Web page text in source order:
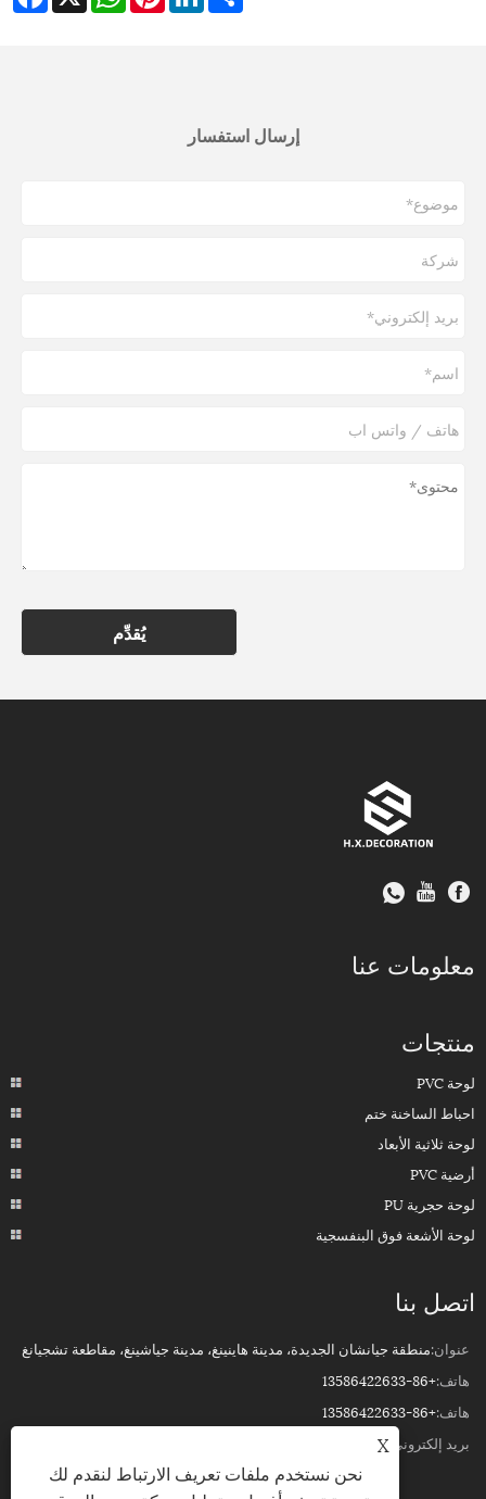
إرسال استفسار
يُقدِّم
معلومات عنا
منتجات
لوحة PVC
احباط الساخنة ختم
لوحة ثلاثية الأبعاد
أرضية PVC
لوحة حجرية PU
لوحة الأشعة فوق البنفسجية
اتصل بنا
عنوان:منطقة جيانشان الجديدة، مدينة هاينينغ، مدينة جياشينغ، مقاطعة تشجيانغ
هاتف:+86-13586422633
هاتف:+86-13586422633
بريد إلكتروني:ROSSPVCPANEL88@YEAH.NET
X
نحن نستخدم ملفات تعريف الارتباط لنقدم لك